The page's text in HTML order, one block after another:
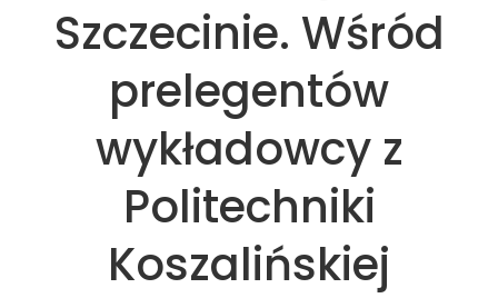
Szczecinie. Wśród
prelegentów
wykładowcy z
Politechniki
Koszalińskiej